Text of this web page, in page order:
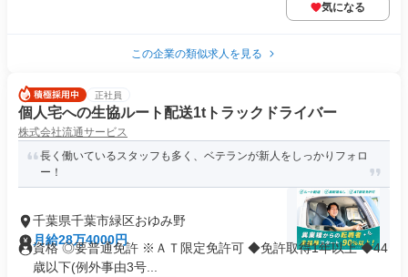
気になる
この企業の類似求人を見る
正社員
個人宅への生協ルート配送1tトラックドライバー
株式会社流通サービス
長く働いているスタッフも多く、ベテランが新人をしっかりフォロ
ー！
千葉県千葉市緑区おゆみ野
月給28万4000円
資格 ◎要普通免許 ※ＡＴ限定免許可 ◆免許取得1年以上 ◆44
歳以下(例外事由3号...